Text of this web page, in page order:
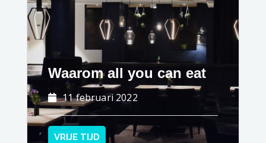
Waarom all you can eat
11 februari 2022
VRIJE TIJD